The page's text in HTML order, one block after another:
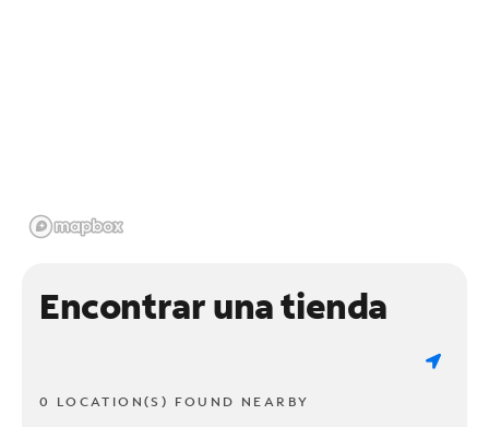
Encontrar una tienda
0 LOCATION(S) FOUND NEARBY